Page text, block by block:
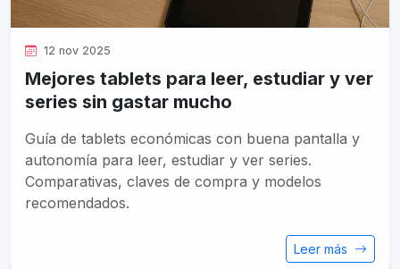
12 nov 2025
Mejores tablets para leer, estudiar y ver
series sin gastar mucho
Guía de tablets económicas con buena pantalla y
autonomía para leer, estudiar y ver series.
Comparativas, claves de compra y modelos
recomendados.
Leer más